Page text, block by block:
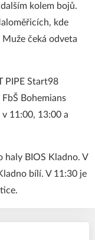
kolem bojů.
kde
čeká odveta
PIPE Start98
Bohemians
11:00, 13:00 a
haly BIOS Kladno. V
bílí. V 11:30 je